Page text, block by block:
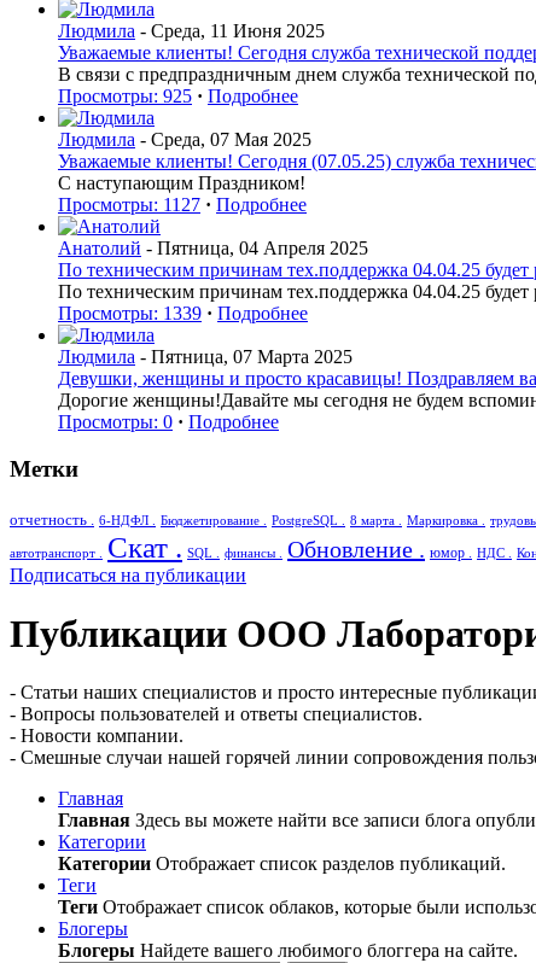
Людмила - Среда, 11 Июня 2025
Уважаемые клиенты! Сегодня служба технической
В связи с предпраздничным днем служба технической
Просмотры: 925 · Подробнее
Людмила - Среда, 07 Мая 2025
Уважаемые клиенты! Сегодня (07.05.25) служба
С наступающим Праздником!
Просмотры: 1127 · Подробнее
Анатолий - Пятница, 04 Апреля 2025
По техническим причинам тех.поддержка 04.04.25 будет
По техническим причинам тех.поддержка 04.04.25 будет
Просмотры: 1339 · Подробнее
Людмила - Пятница, 07 Марта 2025
Девушки, женщины и просто красавицы! Поздравляем
Дорогие женщины!Давайте мы сегодня не будем
Просмотры: 0 · Подробнее
Метки
отчетность . 6-НДФЛ . Бюджетирование . PostgreSQL . 8 марта . Маркировка .
автотранспорт . Скат . SQL . финансы . Обновление . юмор . НДС .
Подписаться на публикации
Публикации ООО
- Статьи наших специалистов и просто интересные
- Вопросы пользователей и ответы специалистов.
- Новости компании.
- Смешные случаи нашей горячей линии сопровождения
Главная
Главная Здесь вы можете найти все записи блога
Категории
Категории Отображает список разделов публикаций.
Теги
Теги Отображает список облаков, которые были
Блогеры
Блогеры Найдете вашего любимого блоггера на сайте.